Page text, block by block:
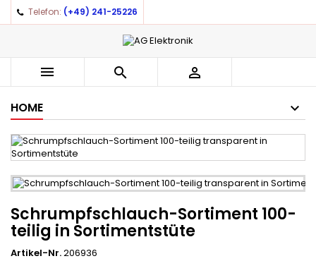
Telefon: (+49) 241-25226
  
HOME
Schrumpfschlauch-Sortiment 100-
teilig in Sortimentstüte
Artikel-Nr.206936